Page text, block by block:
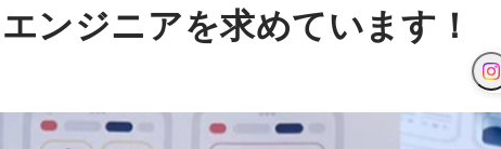
ンジニアを求めています！